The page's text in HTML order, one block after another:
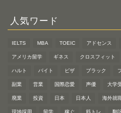
人気ワード
IELTS MBA TOEIC アドセンス
アメリカ留学 ギネス クロスフィット
ハルト バイト ビザ ブラック
副業 営業 国際恋愛 声優 大学
廃業 投資 日本 日本人 海外就
現地採用 留学 稼ぐ 筋トレ 翻